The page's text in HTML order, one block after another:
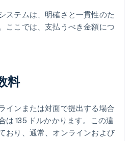
ステムは、明確さと一貫性のた
ここでは、支払うべき金額につ
料
インまたは対面で提出する場合
は 135 ドルかかります。この違
おり、通常、オンラインおよび